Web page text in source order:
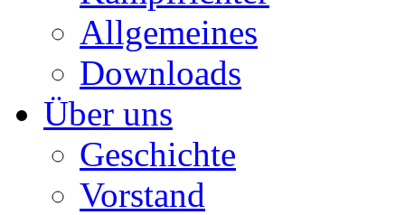
Allgemeines
Downloads
Über uns
Geschichte
Vorstand